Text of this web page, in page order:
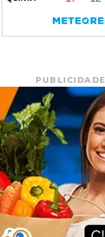
PUBLICIDADE